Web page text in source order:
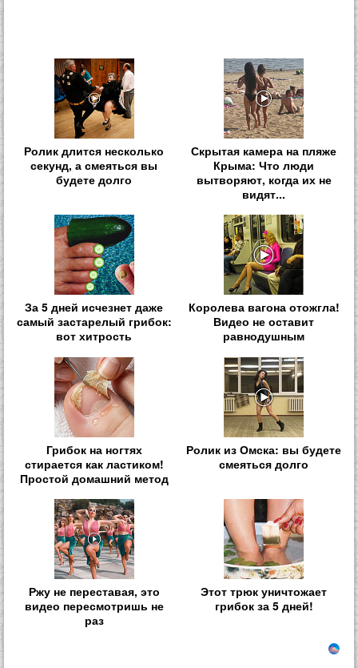
Ролик длится несколько
секунд, а смеяться вы
будете долго
Скрытая камера на пляже
Крыма: Что люди
вытворяют, когда их не
видят...
За 5 дней исчезнет даже
самый застарелый грибок:
вот хитрость
Королева вагона отожгла!
Видео не оставит
равнодушным
Грибок на ногтях
стирается как ластиком!
Простой домашний метод
Ролик из Омска: вы будете
смеяться долго
Ржу не переставая, это
видео пересмотришь не
раз
Этот трюк уничтожает
грибок за 5 дней!